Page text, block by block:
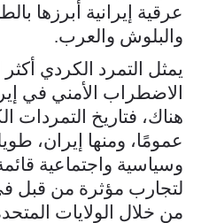
عرقية إيرانية أبرزها
والبلوش والعرب.
يمثل التمرد الكردي
الاضطراب الأمني في
هناك، فتاريخ التمردات
عمومًا، ومنها إيران،
وسياسية واجتماعية
لتجارب مؤثرة من قبل
من خلال الولايات